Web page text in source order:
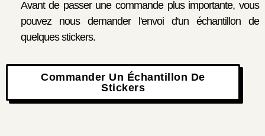
Avant de passer une commande plus importante, vous
pouvez nous demander l'envoi d'un échantillon de
quelques stickers.
Commander Un Échantillon De
Stickers